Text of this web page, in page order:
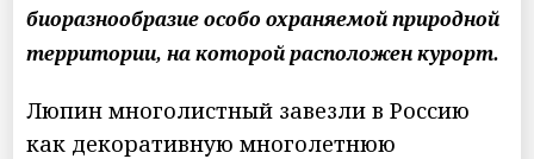
биоразнообразие особо охраняемой природной
территории, на которой расположен курорт.
Люпин многолистный завезли в Россию
как декоративную многолетнюю